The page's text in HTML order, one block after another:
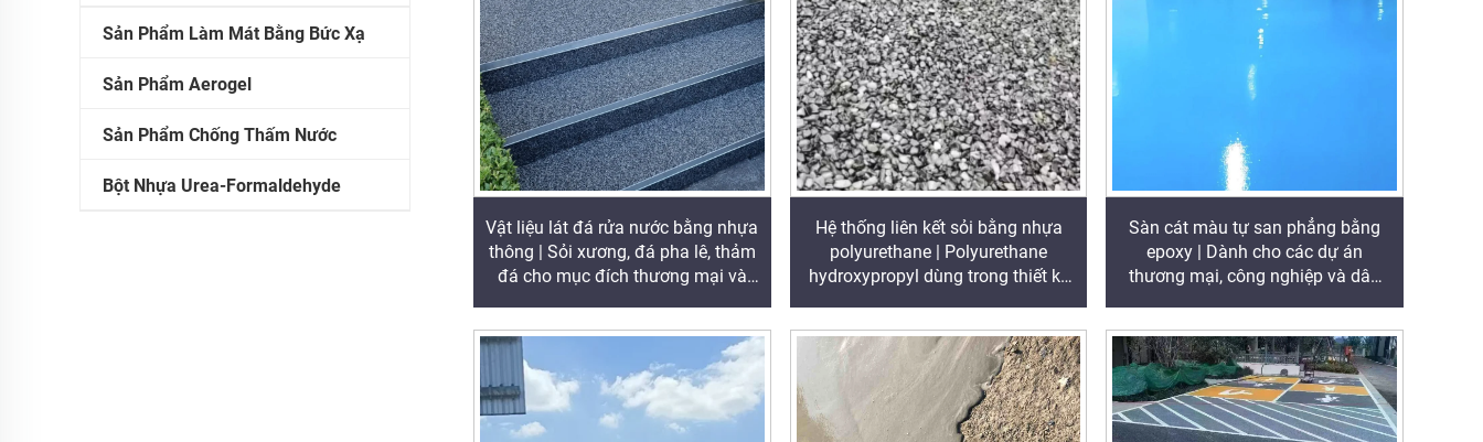
Sản Phẩm Làm Mát Bằng Bức Xạ
Sản Phẩm Aerogel
Sản Phẩm Chống Thấm Nước
Bột Nhựa Urea-Formaldehyde
Vật liệu lát đá rửa nước bằng nhựa
thông | Sỏi xương, đá pha lê, thảm
đá cho mục đích thương mại và
Hệ thống liên kết sỏi bằng nhựa
polyurethane | Polyurethane
hydroxypropyl dùng trong thiết kế
Sàn cát màu tự san phẳng bằng
epoxy | Dành cho các dự án
thương mại, công nghiệp và dân